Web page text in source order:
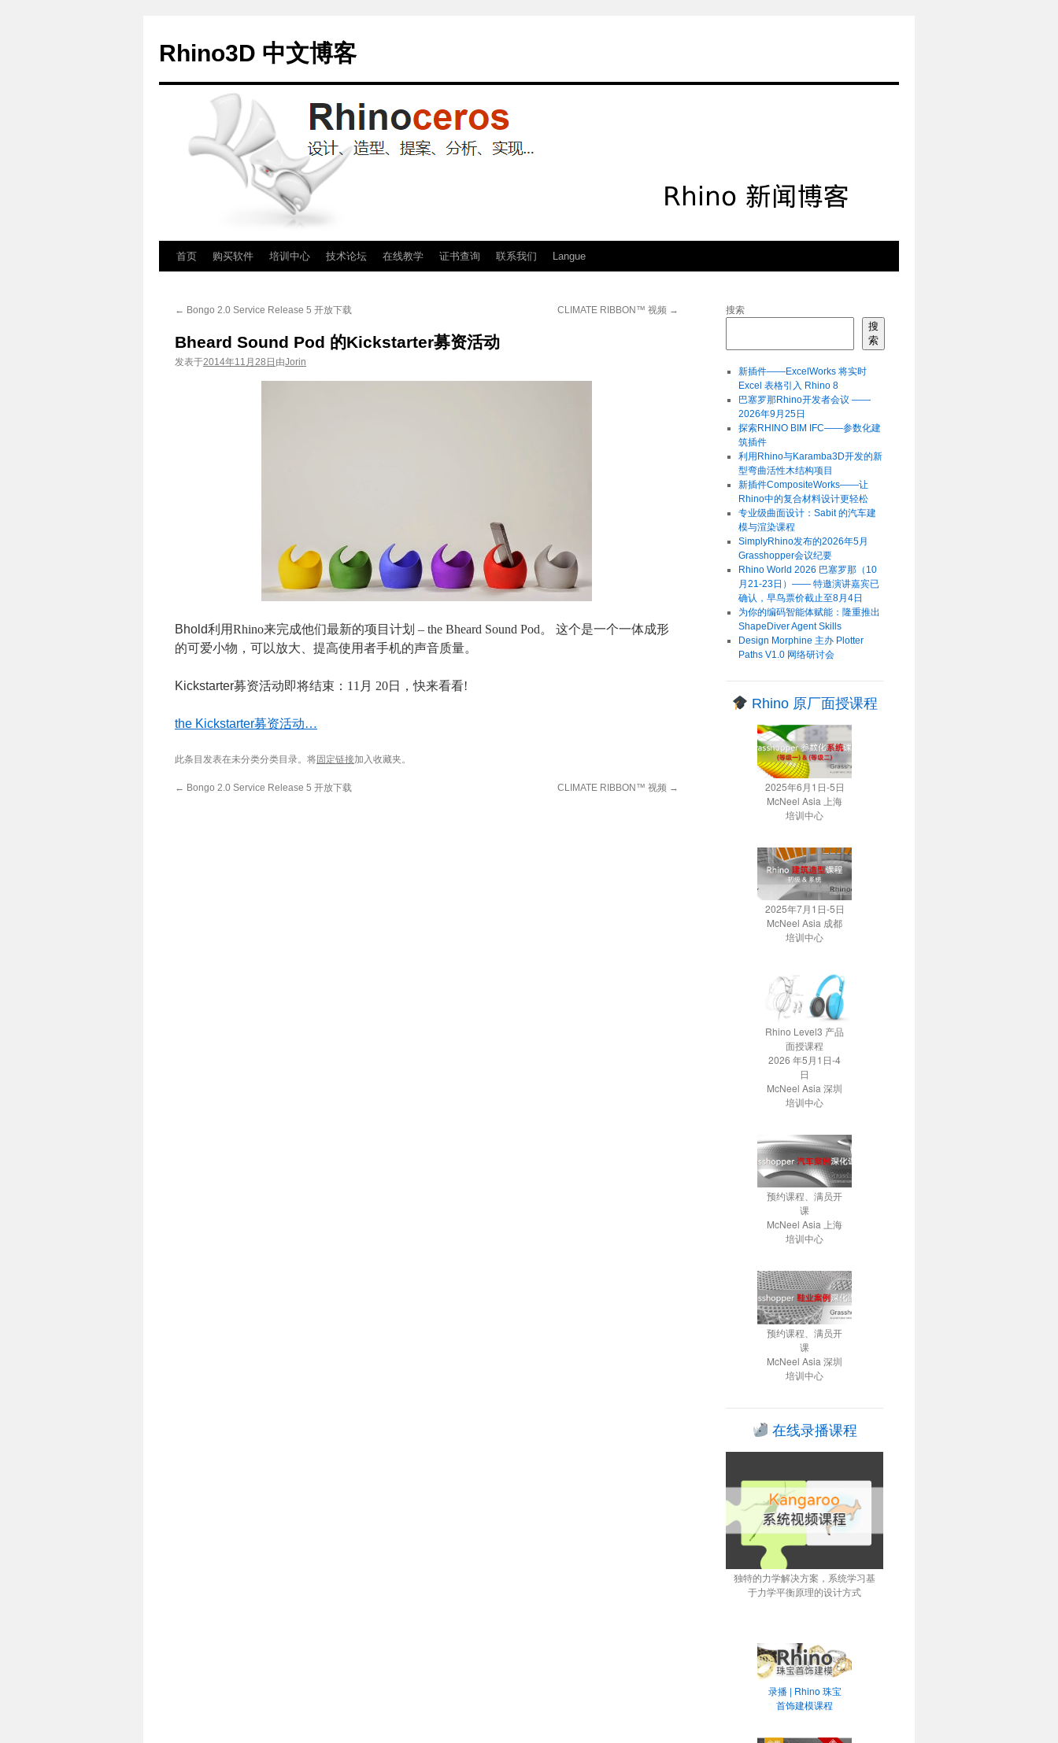
Rhino3D 中文博客
首页 购买软件 培训中心 技术论坛 在线教学 证书查询 联系我们 Langue
← Bongo 2.0 Service Release 5 开放下载 CLIMATE RIBBON™ 视频 →
Bheard Sound Pod 的Kickstarter募资活动
发表于2014年11月28日 由Jorin
Bhold利用Rhino来完成他们最新的项目计划 – the Bheard Sound Pod。 这个是一个一体成形
的可爱小物，可以放大、提高使用者手机的声音质量。
Kickstarter募资活动即将结束： 11 月 20日，快来看看!
the Kickstarter募资活动…
此条目发表在未分类分类目录。将固定链接加入收藏夹。
← Bongo 2.0 Service Release 5 开放下载 CLIMATE RIBBON™ 视频 →
搜索
搜
索
新插件——ExcelWorks 将实时
Excel 表格引入 Rhino 8
巴塞罗那Rhino开发者会议 ——
2026年9月25日
探索RHINO BIM IFC——参数化建
筑插件
利用Rhino与Karamba3D开发的新
型弯曲活性木结构项目
新插件CompositeWorks——让
Rhino中的复合材料设计更轻松
专业级曲面设计：Sabit 的汽车建
模与渲染课程
SimplyRhino发布的2026年5月
Grasshopper会议纪要
Rhino World 2026 巴塞罗那（10
月21-23日）—— 特邀演讲嘉宾已
确认，早鸟票价截止至8月4日
为你的编码智能体赋能：隆重推出
ShapeDiver Agent Skills
Design Morphine 主办 Plotter
Paths V1.0 网络研讨会
Rhino 原厂面授课程
2025年6月1日-5日
McNeel Asia 上海
培训中心
2025年7月1日-5日
McNeel Asia 成都
培训中心
Rhino Level3 产品
面授课程
2026 年5月1日-4
日
McNeel Asia 深圳
培训中心
预约课程、满员开
课
McNeel Asia 上海
培训中心
预约课程、满员开
课
McNeel Asia 深圳
培训中心
在线录播课程
独特的力学解决方案，系统学习基
于力学平衡原理的设计方式
录播 | Rhino 珠宝
首饰建模课程